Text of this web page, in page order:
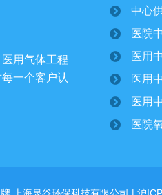
用气体工程
一个客户认
中心
医院
医用
医用
医用
医院